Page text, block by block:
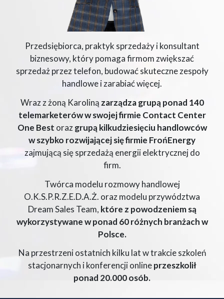
Przedsiębiorca, praktyk sprzedaży i konsultant
biznesowy, który pomaga firmom zwiększać
sprzedaż przez telefon, budować skuteczne zespoły
handlowe i zarabiać więcej.
Wraz z żoną Karoliną zarządza grupą ponad 140
telemarketerów w swojej firmie Contact Center
One Best orazgrupą kilkudziesięciu handlowców
w szybko rozwijającej się firmie FrońEnergy
zajmującą się sprzedażą energii elektrycznej do
firm.
Twórca modelu rozmowy handlowej
O.K.S.P.R.Z.E.D.A.Ż. oraz modelu przywództwa
Dream Sales Team, które z powodzeniem są
wykorzystywane w ponad 60 różnych branżach w
Polsce.
Na przestrzeni ostatnich kilku lat w trakcie szkoleń
stacjonarnych i konferencji onlineprzeszkolił
ponad 20.000 osób.